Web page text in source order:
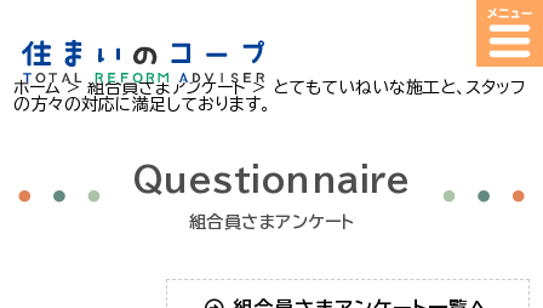
ホーム>組合員さまアンケート>
とてもていねいな施工と、スタッフ
の方々の対応に満足しております。
Questionnaire
組合員さまアンケート